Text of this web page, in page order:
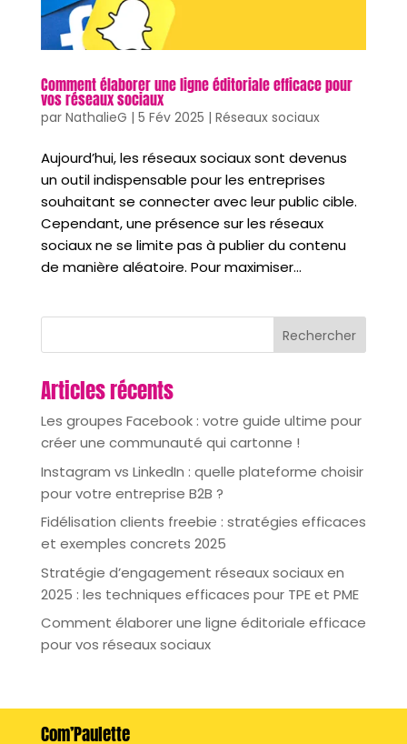
Comment élaborer une ligne éditoriale efficace pour
vos réseaux sociaux
par NathalieG | 5 Fév 2025 | Réseaux sociaux
Aujourd’hui, les réseaux sociaux sont devenus
un outil indispensable pour les entreprises
souhaitant se connecter avec leur public cible.
Cependant, une présence sur les réseaux
sociaux ne se limite pas à publier du contenu
de manière aléatoire. Pour maximiser...
Rechercher
Articles récents
Les groupes Facebook : votre guide ultime pour
créer une communauté qui cartonne !
Instagram vs LinkedIn : quelle plateforme choisir
pour votre entreprise B2B ?
Fidélisation clients freebie : stratégies efficaces
et exemples concrets 2025
Stratégie d’engagement réseaux sociaux en
2025 : les techniques efficaces pour TPE et PME
Comment élaborer une ligne éditoriale efficace
pour vos réseaux sociaux
Com’Paulette